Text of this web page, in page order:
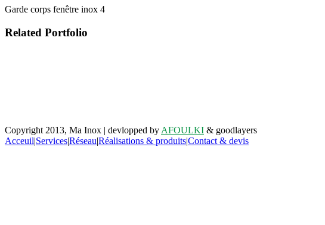
Garde corps fenêtre inox 4
Related Portfolio
Copyright 2013, Ma Inox | devlopped by AFOULKI & goodlayers
Acceuil|Services|Réseau|Réalisations & produits|Contact & devis